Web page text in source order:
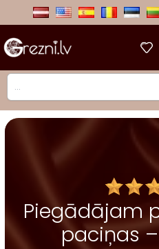
Meklēt
Piegādājam
paciņas